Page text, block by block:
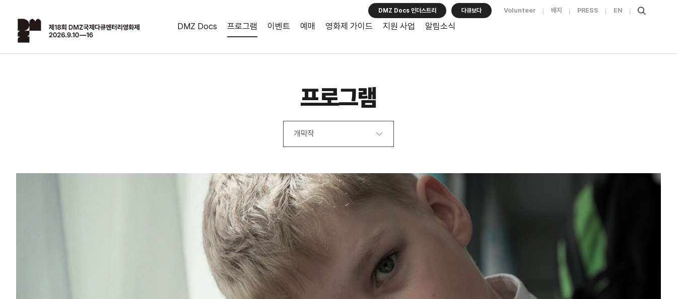
DMZ Docs 프로그램 이벤트 예매 영화제 가이드 지원 사업 알림소식
DMZ Docs 인더스트리 다큐보다 Volunteer 배지 PRESS EN
프로그램
개막작